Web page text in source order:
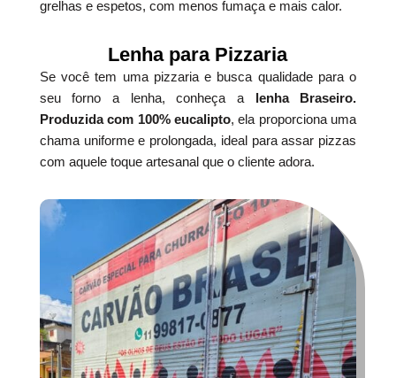
grelhas e espetos, com menos fumaça e mais calor.
Lenha para Pizzaria
Se você tem uma pizzaria e busca qualidade para o
seu forno a lenha, conheça a lenha Braseiro.
Produzida com 100% eucalipto, ela proporciona uma
chama uniforme e prolongada, ideal para assar pizzas
com aquele toque artesanal que o cliente adora.